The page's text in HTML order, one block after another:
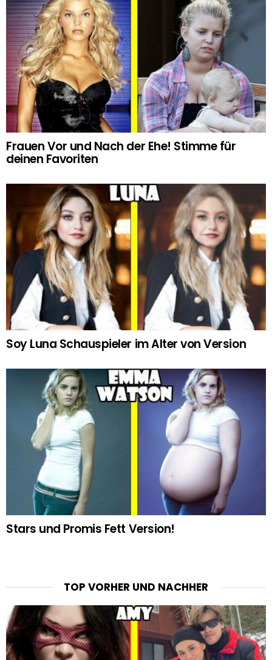
Frauen Vor und Nach der Ehe! Stimme für
deinen Favoriten
Soy Luna Schauspieler im Alter von Version
Stars und Promis Fett Version!
TOP VORHER UND NACHHER